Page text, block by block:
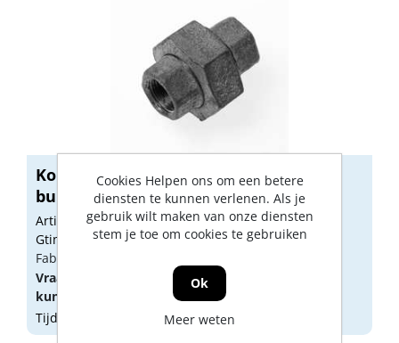
Koppeling no.341 binnendraads x
buitendr...
Artikelnummer: 1795421
Gtin: 8712219206310
Fabrikant artikel nummer: 6926935
Vraag een
aan oflog in
kunnen zien.
Tijdelijk niet op voorraad
Cookies Helpen ons om een betere
diensten te kunnen verlenen. Als je
gebruik wilt maken van onze diensten
stem je toe om cookies te gebruiken
Ok
Meer weten